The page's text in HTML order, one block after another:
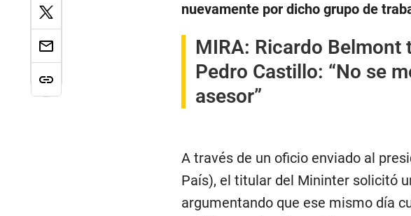
nuevamente por dicho grupo de
MIRA: Ricardo Belmont
Pedro Castillo: “No se
asesor”
A través de un oficio enviado al
País), el titular del Mininter solicitó
argumentando que ese mismo día